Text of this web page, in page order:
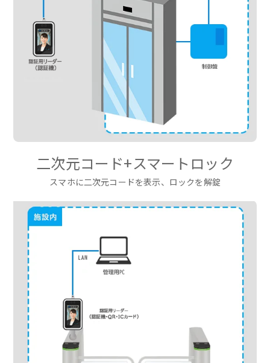
二次元コード+スマートロック
スマホに二次元コードを表示、ロックを解錠